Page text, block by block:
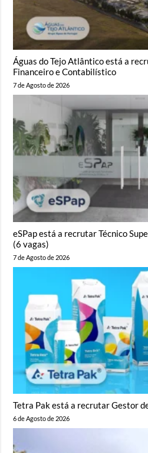
Águas do Tejo Atlântico está a
Financeiro e Contabilístico
7 de Agosto de 2026
eSPap está a recrutar Técnico
(6 vagas)
7 de Agosto de 2026
Tetra Pak está a recrutar Gestor
6 de Agosto de 2026